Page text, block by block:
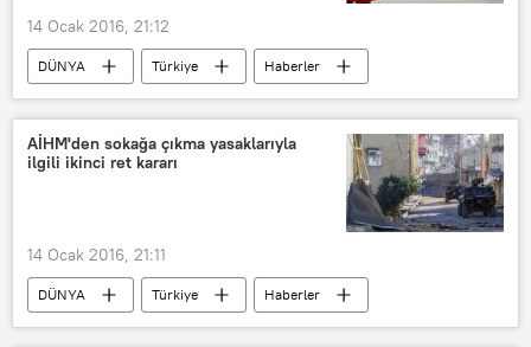
14 Ocak 2016, 21:12
DÜNYA Türkiye
Haberler
POLİTİKA
Cumhurbaşkanlığı Sarayı
Recep Tayyip Erdoğan
Hakan Fidan
Feridun Sinirlioğlu
AİHM'den sokağa çıkma yasaklarıyla
ilgili ikinci ret kararı
14 Ocak 2016, 21:11
DÜNYA Türkiye
Haberler
Güneydoğu
Silopi
Cizre